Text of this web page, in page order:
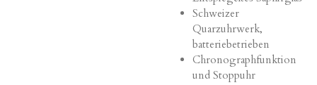
Schweizer
Quarzuhrwerk,
batteriebetrieben
Chronographfunktion
und Stoppuhr